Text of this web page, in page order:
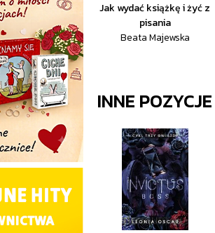
Jak wydać książkę i żyć z
pisania
Beata Majewska
INNE